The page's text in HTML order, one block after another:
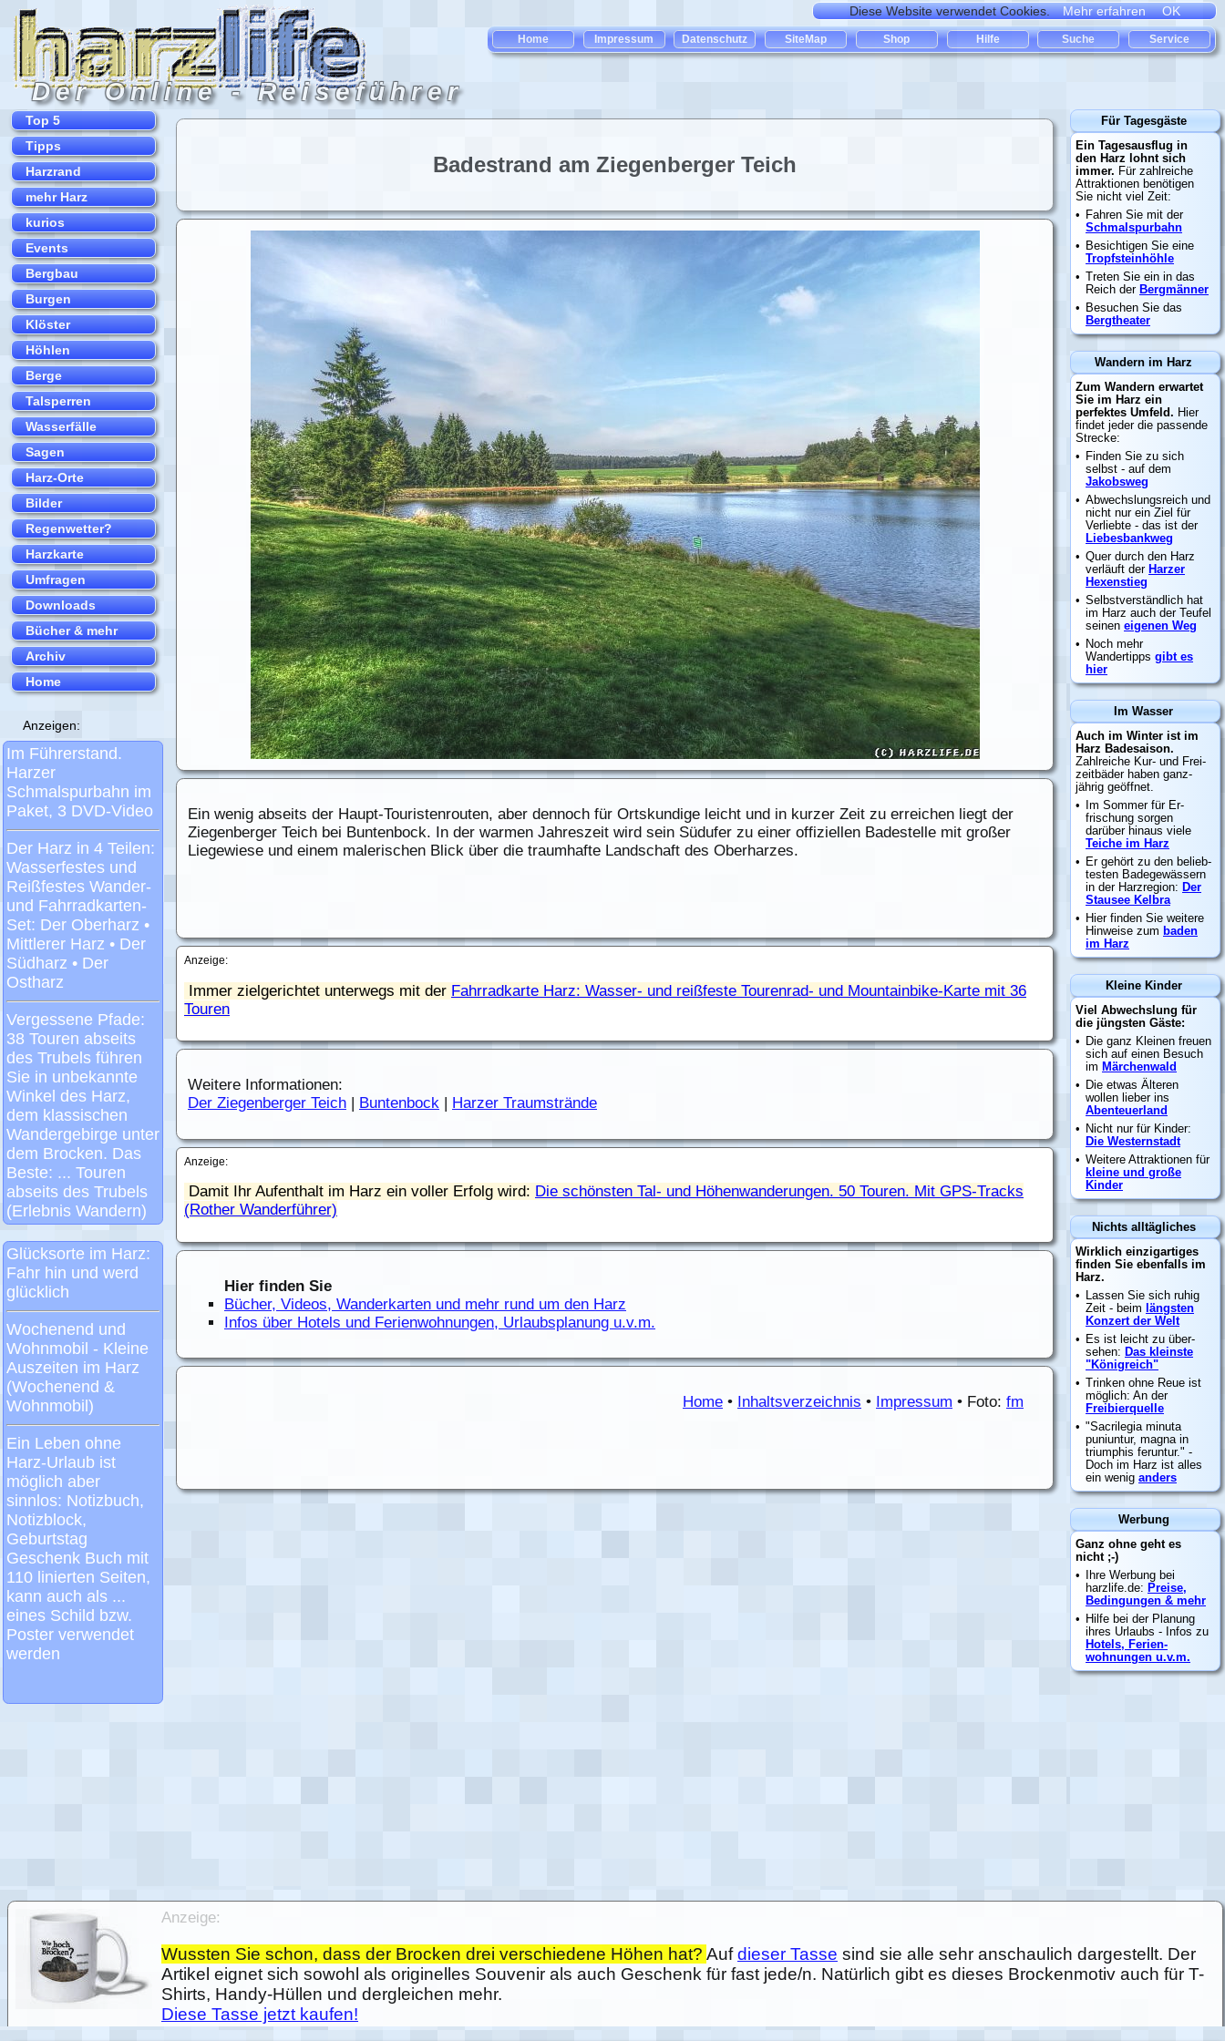
Badestrand am Ziegenberger Teich
Ein wenig abseits der Haupt-Touristenrouten, aber dennoch für Ortskundige leicht und in kurzer Zeit zu erreichen liegt der
Ziegenberger Teich bei Buntenbock. In der warmen Jahreszeit wird sein Südufer zu einer offiziellen Badestelle mit großer
Liegewiese und einem malerischen Blick über die traumhafte Landschaft des Oberharzes.
Anzeige:
Immer zielgerichtet unterwegs mit der Fahrradkarte Harz: Wasser- und reißfeste Tourenrad- und Mountainbike-Karte mit 36
Touren
Weitere Informationen:
Der Ziegenberger Teich | Buntenbock | Harzer Traumstrände
Anzeige:
Damit Ihr Aufenthalt im Harz ein voller Erfolg wird: Die schönsten Tal- und Höhenwanderungen. 50 Touren. Mit GPS-Tracks
(Rother Wanderführer)
Hier finden Sie
Bücher, Videos, Wanderkarten und mehr rund um den Harz
Infos über Hotels und Ferienwohnungen, Urlaubsplanung u.v.m.
Home • Inhaltsverzeichnis • Impressum • Foto: fm